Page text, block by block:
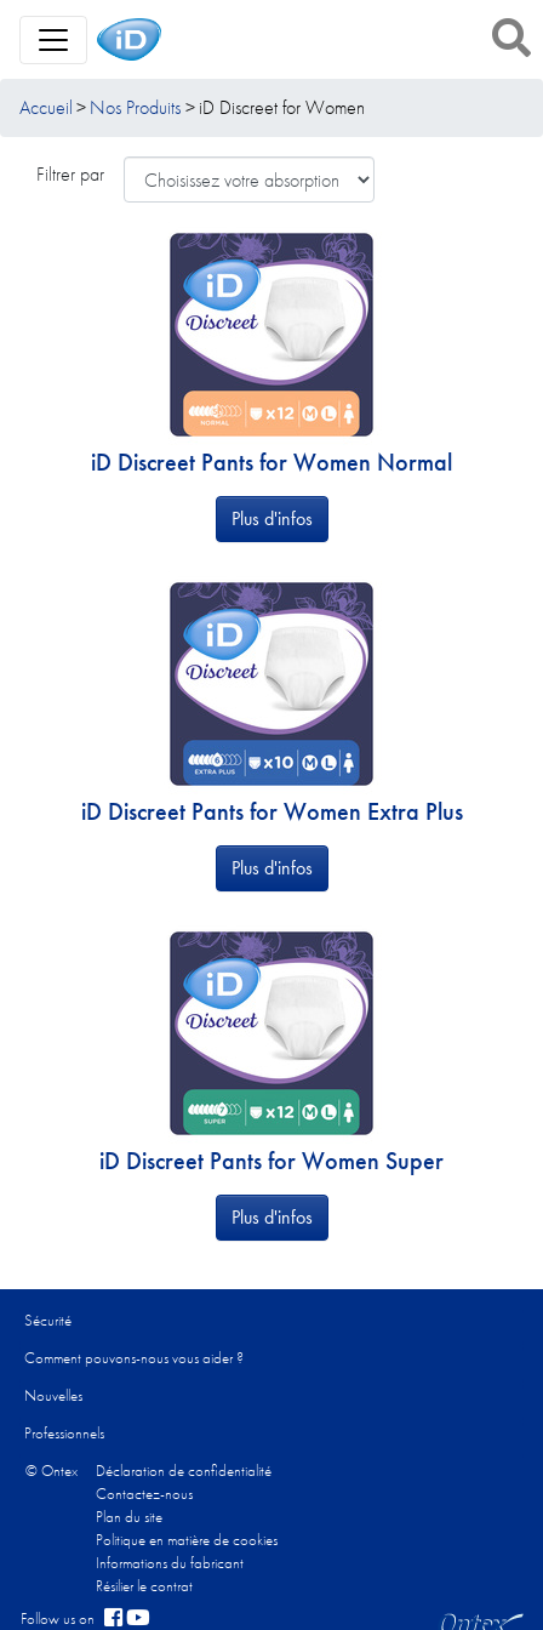
Toggle Navigation
Accueil Nos Produits iD Discreet for Women
Filtrer par
iD Discreet Pants for Women Normal
Plus d'infos
iD Discreet Pants for Women Extra Plus
Plus d'infos
iD Discreet Pants for Women Super
Plus d'infos
Sécurité
Comment pouvons-nous vous aider ?
Nouvelles
Professionnels
© Ontex
Déclaration de confidentialité
Contactez-nous
Plan du site
Politique en matière de cookies
Informations du fabricant
Résilier le contrat
Follow us on